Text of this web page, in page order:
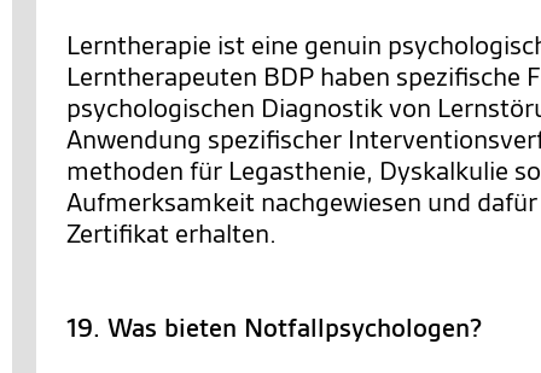
Lerntherapie ist eine genuin
Lerntherapeuten BDP haben spezifische
psychologischen Diagnostik von
Anwendung spezifischer
methoden für Legasthenie, Dyskalkulie
Aufmerksamkeit nachgewiesen und
Zertifikat erhalten.
19. Was bieten Notfallpsychologen?